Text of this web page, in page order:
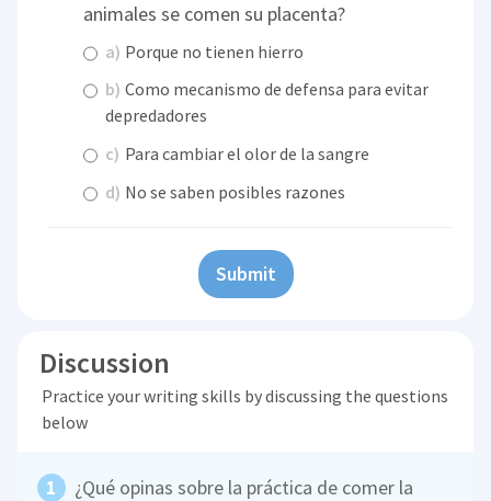
animales se comen su placenta?
a) Porque no tienen hierro
b) Como mecanismo de defensa para evitar
depredadores
c) Para cambiar el olor de la sangre
d) No se saben posibles razones
Submit
Discussion
Practice your writing skills by discussing the questions
below
¿Qué opinas sobre la práctica de comer la